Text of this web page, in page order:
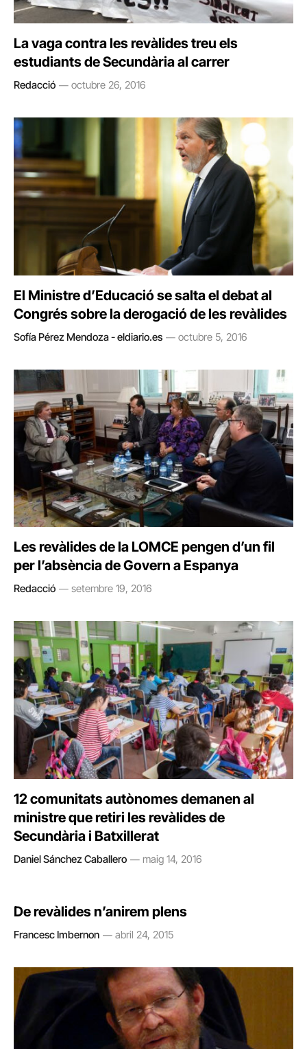
La vaga contra les revàlides treu els
estudiants de Secundària al carrer
Redacció octubre 26, 2016
El Ministre d’Educació se salta el debat al
Congrés sobre la derogació de les revàlides
Sofía Pérez Mendoza - eldiario.es octubre 5, 2016
Les revàlides de la LOMCE pengen d’un fil
per l’absència de Govern a Espanya
Redacció setembre 19, 2016
12 comunitats autònomes demanen al
ministre que retiri les revàlides de
Secundària i Batxillerat
Daniel Sánchez Caballero maig 14, 2016
De revàlides n’anirem plens
Francesc Imbernon abril 24, 2015